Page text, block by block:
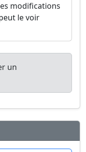
modifications
le voir
un